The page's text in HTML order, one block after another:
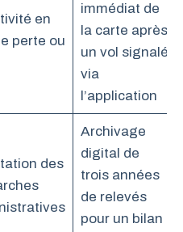
en
perte ou
immédiat de
la carte après
un vol signalé
via
l’application
des
Archivage
digital de
trois années
de relevés
pour un bilan